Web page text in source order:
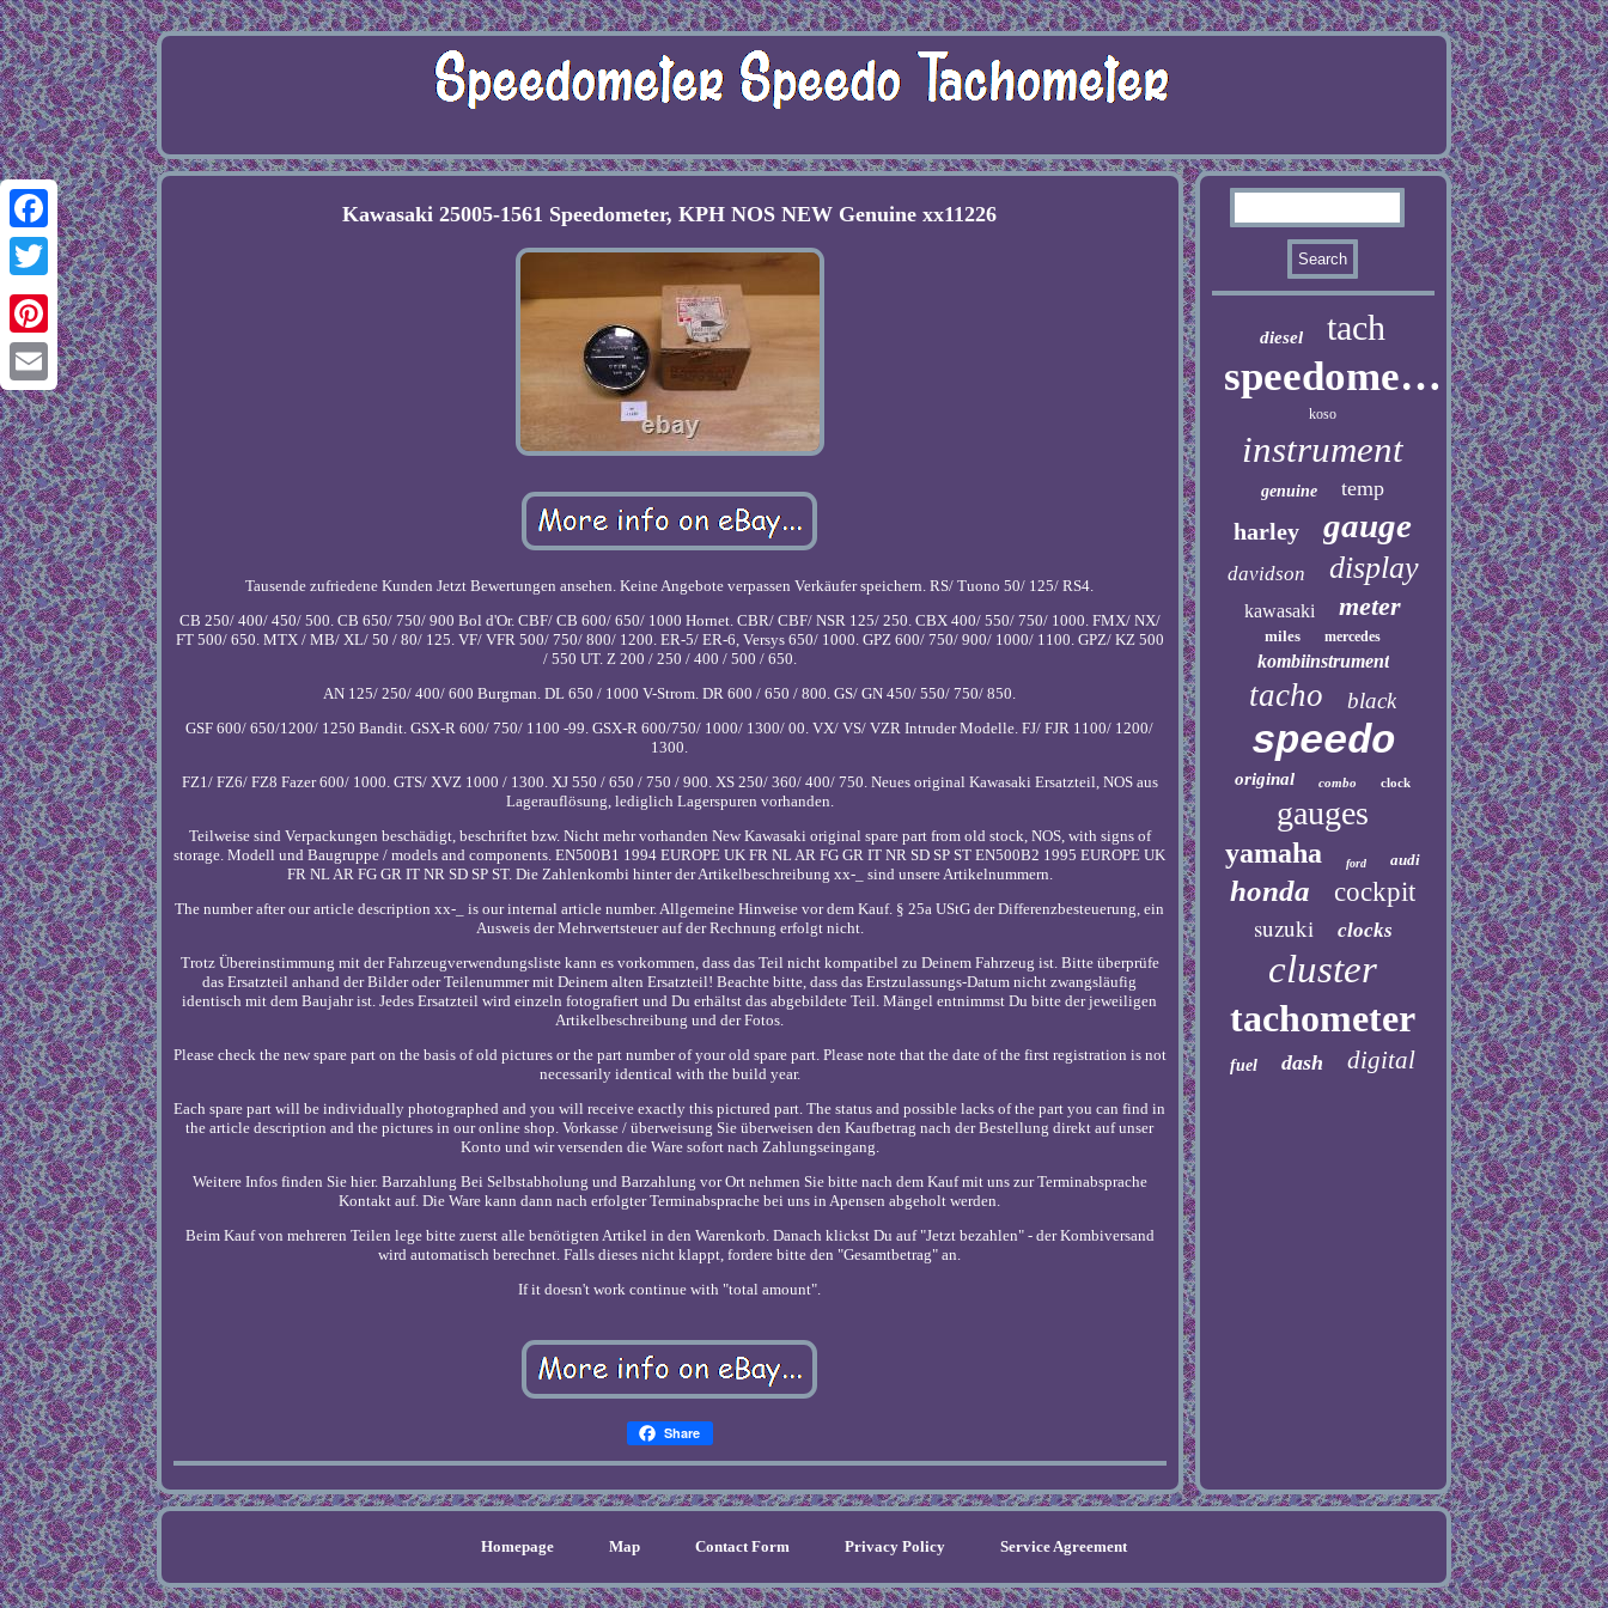
Facebook
Twitter
Pinterest
Email
Kawasaki 25005-1561 Speedometer, KPH NOS NEW Genuine xx11226
Tausende zufriedene Kunden Jetzt Bewertungen ansehen. Keine Angebote verpassen Verkäufer speichern. RS/ Tuono 50/ 125/ RS4.
CB 250/ 400/ 450/ 500. CB 650/ 750/ 900 Bol d'Or. CBF/ CB 600/ 650/ 1000 Hornet. CBR/ CBF/ NSR 125/ 250. CBX 400/ 550/ 750/ 1000. FMX/ NX/
FT 500/ 650. MTX / MB/ XL/ 50 / 80/ 125. VF/ VFR 500/ 750/ 800/ 1200. ER-5/ ER-6, Versys 650/ 1000. GPZ 600/ 750/ 900/ 1000/ 1100. GPZ/ KZ 500
/ 550 UT. Z 200 / 250 / 400 / 500 / 650.
AN 125/ 250/ 400/ 600 Burgman. DL 650 / 1000 V-Strom. DR 600 / 650 / 800. GS/ GN 450/ 550/ 750/ 850.
GSF 600/ 650/1200/ 1250 Bandit. GSX-R 600/ 750/ 1100 -99. GSX-R 600/750/ 1000/ 1300/ 00. VX/ VS/ VZR Intruder Modelle. FJ/ FJR 1100/ 1200/
1300.
FZ1/ FZ6/ FZ8 Fazer 600/ 1000. GTS/ XVZ 1000 / 1300. XJ 550 / 650 / 750 / 900. XS 250/ 360/ 400/ 750. Neues original Kawasaki Ersatzteil, NOS aus
Lagerauflösung, lediglich Lagerspuren vorhanden.
Teilweise sind Verpackungen beschädigt, beschriftet bzw. Nicht mehr vorhanden New Kawasaki original spare part from old stock, NOS, with signs of
storage. Modell und Baugruppe / models and components. EN500B1 1994 EUROPE UK FR NL AR FG GR IT NR SD SP ST EN500B2 1995 EUROPE UK
FR NL AR FG GR IT NR SD SP ST. Die Zahlenkombi hinter der Artikelbeschreibung xx-_ sind unsere Artikelnummern.
The number after our article description xx-_ is our internal article number. Allgemeine Hinweise vor dem Kauf. § 25a UStG der Differenzbesteuerung, ein
Ausweis der Mehrwertsteuer auf der Rechnung erfolgt nicht.
Trotz Übereinstimmung mit der Fahrzeugverwendungsliste kann es vorkommen, dass das Teil nicht kompatibel zu Deinem Fahrzeug ist. Bitte überprüfe
das Ersatzteil anhand der Bilder oder Teilenummer mit Deinem alten Ersatzteil! Beachte bitte, dass das Erstzulassungs-Datum nicht zwangsläufig
identisch mit dem Baujahr ist. Jedes Ersatzteil wird einzeln fotografiert und Du erhältst das abgebildete Teil. Mängel entnimmst Du bitte der jeweiligen
Artikelbeschreibung und der Fotos.
Please check the new spare part on the basis of old pictures or the part number of your old spare part. Please note that the date of the first registration is not
necessarily identical with the build year.
Each spare part will be individually photographed and you will receive exactly this pictured part. The status and possible lacks of the part you can find in
the article description and the pictures in our online shop. Vorkasse / überweisung Sie überweisen den Kaufbetrag nach der Bestellung direkt auf unser
Konto und wir versenden die Ware sofort nach Zahlungseingang.
Weitere Infos finden Sie hier. Barzahlung Bei Selbstabholung und Barzahlung vor Ort nehmen Sie bitte nach dem Kauf mit uns zur Terminabsprache
Kontakt auf. Die Ware kann dann nach erfolgter Terminabsprache bei uns in Apensen abgeholt werden.
Beim Kauf von mehreren Teilen lege bitte zuerst alle benötigten Artikel in den Warenkorb. Danach klickst Du auf "Jetzt bezahlen" - der Kombiversand
wird automatisch berechnet. Falls dieses nicht klappt, fordere bitte den "Gesamtbetrag" an.
If it doesn't work continue with "total amount".
Share
diesel tach
speedometer
koso
instrument
genuine temp
harley gauge
davidson display
kawasaki meter
miles mercedes
kombiinstrument
tacho black
speedo
original combo clock
gauges
yamaha ford audi
honda
cockpit
suzuki
clocks
cluster
tachometer
fuel dash digital
Homepage Map Contact Form Privacy Policy Service Agreement